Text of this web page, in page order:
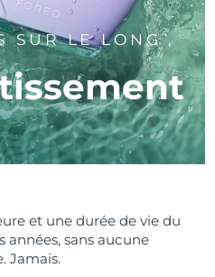
SUR LE LONG
et une durée de vie du
années, sans aucune
Jamais.